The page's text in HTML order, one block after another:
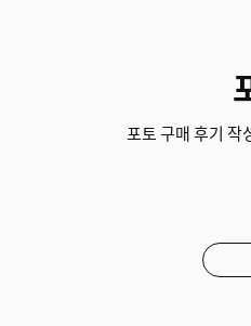
포토 구매 후기 작